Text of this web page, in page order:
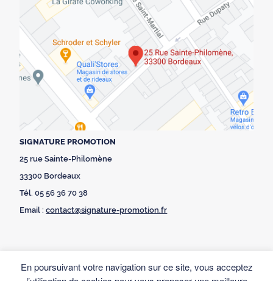
SIGNATURE PROMOTION
25 rue Sainte-Philomène
33300 Bordeaux
Tél. 05 56 36 70 38
Email :contact@signature-promotion.fr
En poursuivant votre navigation sur ce site, vous acceptez